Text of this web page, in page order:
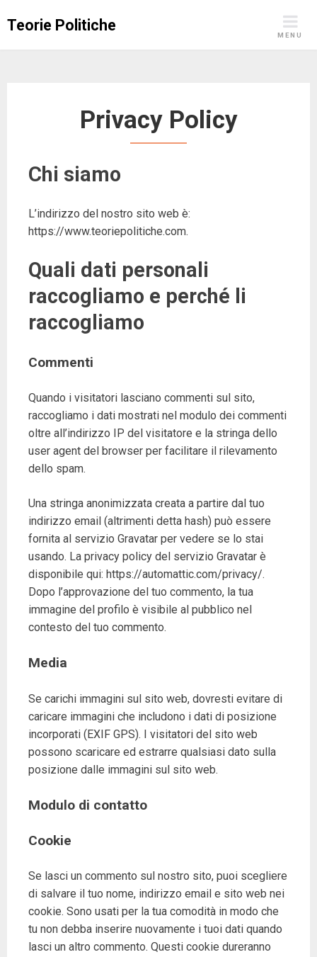
toTeorie Politiche
MENU
Privacy Policy
Chi siamo
L’indirizzo del nostro sito web è:
https://www.teoriepolitiche.com.
Quali dati personali
raccogliamo e perché li
raccogliamo
Commenti
Quando i visitatori lasciano commenti sul sito,
raccogliamo i dati mostrati nel modulo dei commenti
oltre all’indirizzo IP del visitatore e la stringa dello
user agent del browser per facilitare il rilevamento
dello spam.
Una stringa anonimizzata creata a partire dal tuo
indirizzo email (altrimenti detta hash) può essere
fornita al servizio Gravatar per vedere se lo stai
usando. La privacy policy del servizio Gravatar è
disponibile qui: https://automattic.com/privacy/.
Dopo l’approvazione del tuo commento, la tua
immagine del profilo è visibile al pubblico nel
contesto del tuo commento.
Media
Se carichi immagini sul sito web, dovresti evitare di
caricare immagini che includono i dati di posizione
incorporati (EXIF GPS). I visitatori del sito web
possono scaricare ed estrarre qualsiasi dato sulla
posizione dalle immagini sul sito web.
Modulo di contatto
Cookie
Se lasci un commento sul nostro sito, puoi scegliere
di salvare il tuo nome, indirizzo email e sito web nei
cookie. Sono usati per la tua comodità in modo che
tu non debba inserire nuovamente i tuoi dati quando
lasci un altro commento. Questi cookie dureranno